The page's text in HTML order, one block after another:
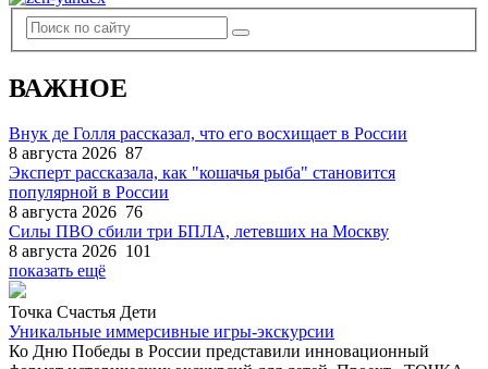
ВАЖНОЕ
Внук де Голля рассказал, что его восхищает в России
8 августа 2026 87
Эксперт рассказала, как "кошачья рыба" становится
популярной в России
8 августа 2026 76
Силы ПВО сбили три БПЛА, летевших на Москву
8 августа 2026 101
показать ещё
Точка Счастья Дети
Уникальные иммерсивные игры-экскурсии
Ко Дню Победы в России представили инновационный